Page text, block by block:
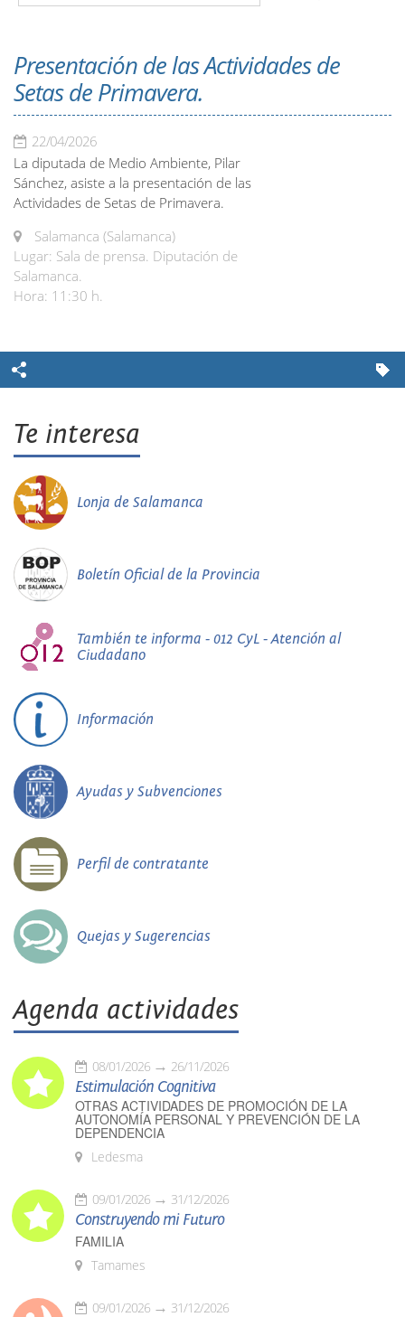
Presentación de las Actividades de
Setas de Primavera.
22/04/2026
La diputada de Medio Ambiente, Pilar
Sánchez, asiste a la presentación de las
Actividades de Setas de Primavera.
Salamanca (Salamanca)
Lugar: Sala de prensa. Diputación de
Salamanca.
Hora: 11:30 h.
Te interesa
Lonja de Salamanca
Boletín Oficial de la Provincia
También te informa - 012 CyL - Atención al
Ciudadano
Información
Ayudas y Subvenciones
Perfil de contratante
Quejas y Sugerencias
Agenda actividades
08/01/2026 26/11/2026
Estimulación Cognitiva
OTRAS ACTIVIDADES DE PROMOCIÓN DE LA
AUTONOMÍA PERSONAL Y PREVENCIÓN DE LA
DEPENDENCIA
Ledesma
09/01/2026 31/12/2026
Construyendo mi Futuro
FAMILIA
Tamames
09/01/2026 31/12/2026